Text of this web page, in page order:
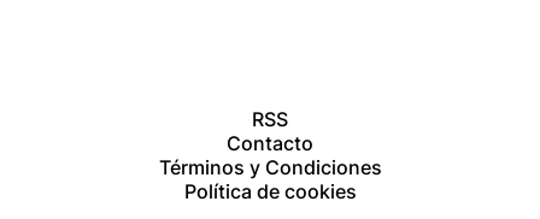
RSS
Contacto
Términos y Condiciones
Política de cookies